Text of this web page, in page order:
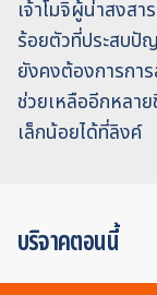
เจ้าโมจิผู้น่าสงส
ร้อยตัวที่ประสบปัญ
ยังคงต้องการกา
ช่วยเหลืออีกหลา
เล็กน้อยได้ที่ลิงค์
บริจาคตอนนี้